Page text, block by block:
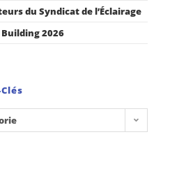
du Syndicat de l’Éclairage
2026